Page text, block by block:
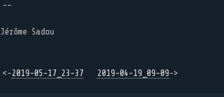
--
Jérôme Sadou
<-2019-05-17_23-37 2019-04-19_09-09->